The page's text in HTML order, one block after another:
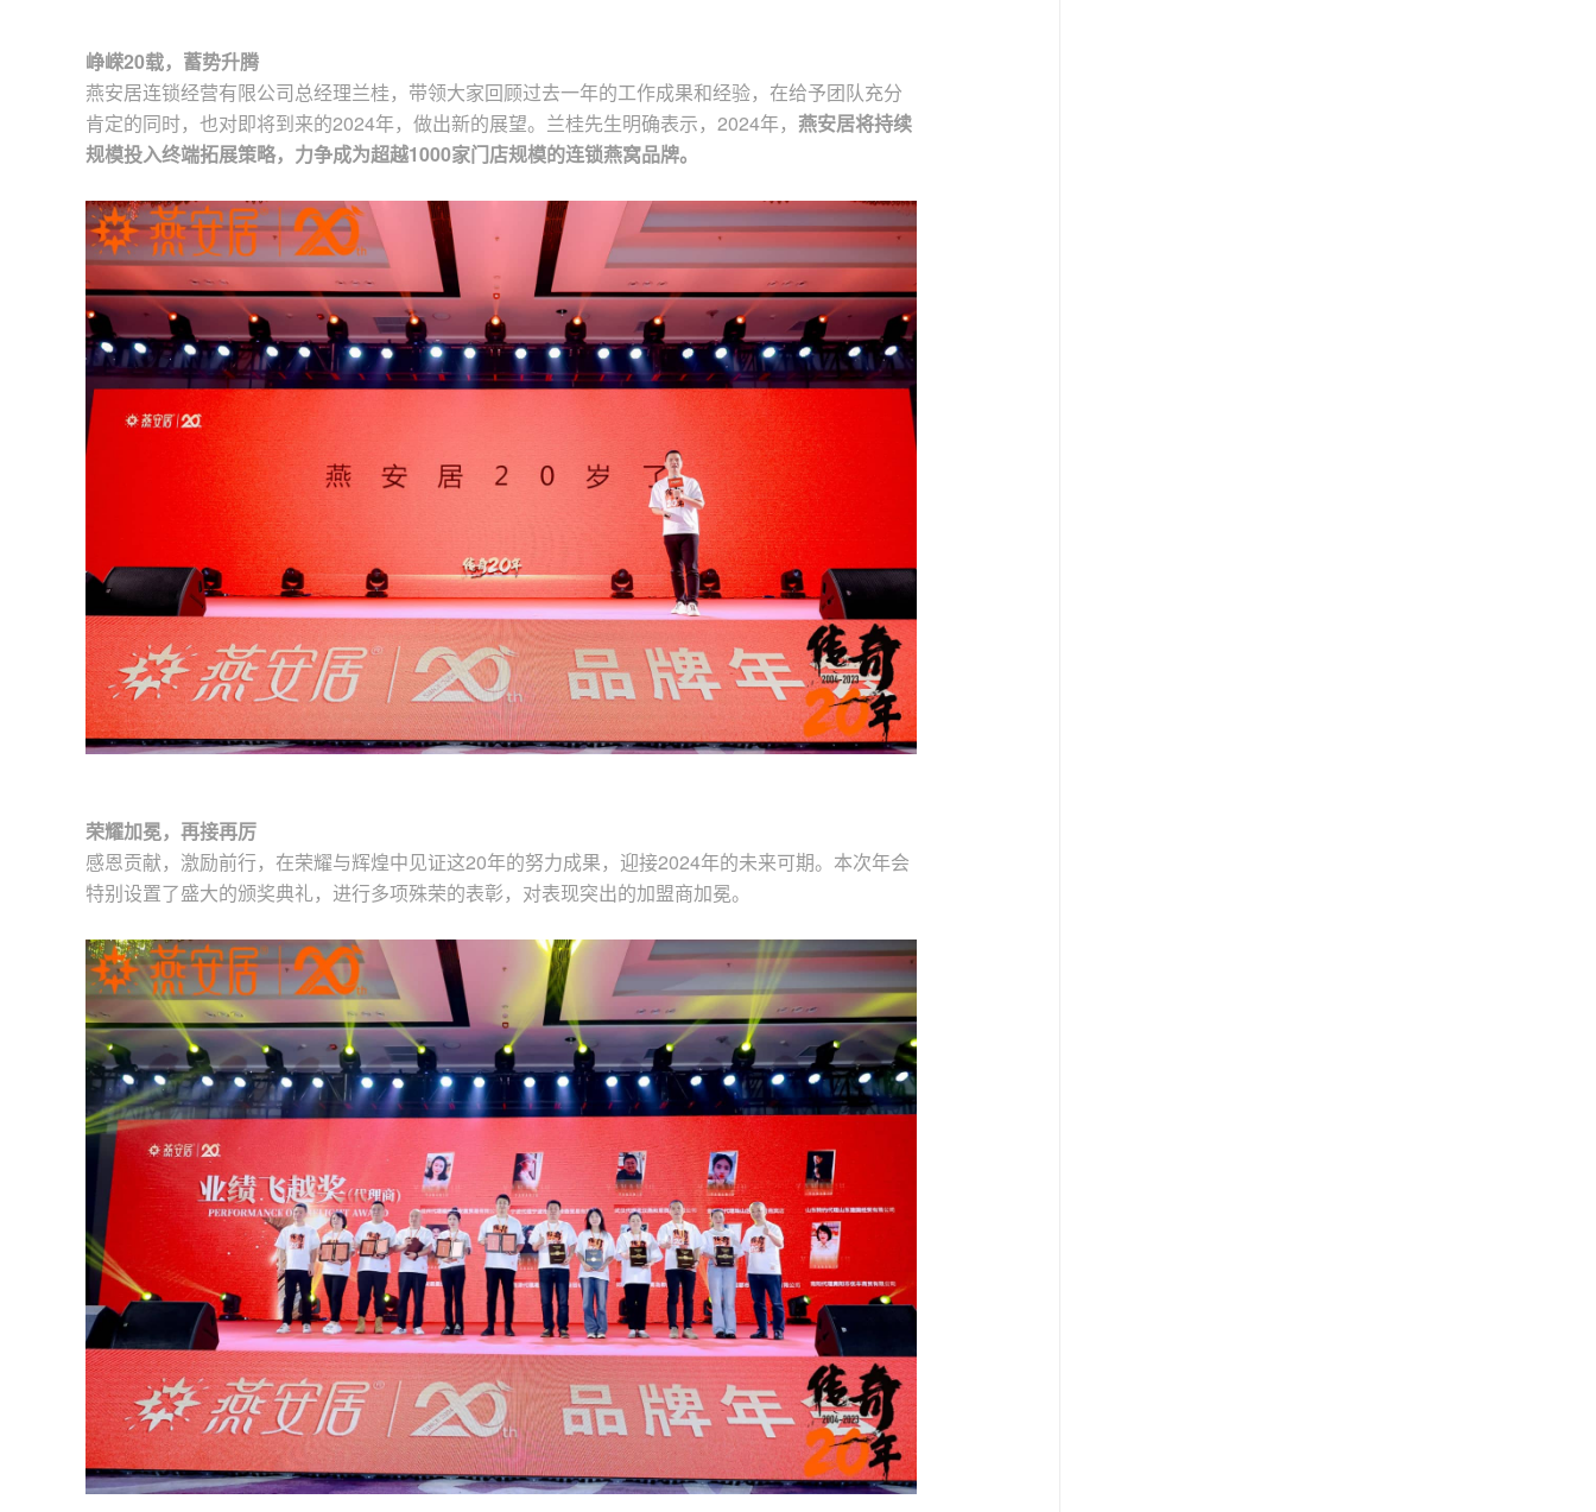
峥嵘20载，蓄势升腾
燕安居连锁经营有限公司总经理兰桂，带领大家回顾过去一年的工作成果和经验，在给予团队充分
肯定的同时，也对即将到来的2024年，做出新的展望。兰桂先生明确表示，2024年， 燕安居将持续
规模投入终端拓展策略，力争成为超越1000家门店规模的连锁燕窝品牌。
荣耀加冕，再接再厉
感恩贡献，激励前行，在荣耀与辉煌中见证这20年的努力成果，迎接2024年的未来可期。本次年会
特别设置了盛大的颁奖典礼，进行多项殊荣的表彰，对表现突出的加盟商加冕。